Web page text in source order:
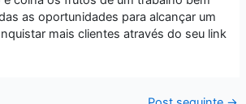
as oportunidades para alcançar um
mais clientes através do seu link